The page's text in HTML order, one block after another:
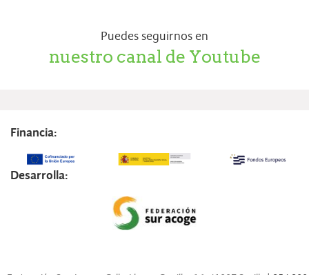
Puedes seguirnos en
nuestro canal de Youtube
Financia:
Desarrolla: